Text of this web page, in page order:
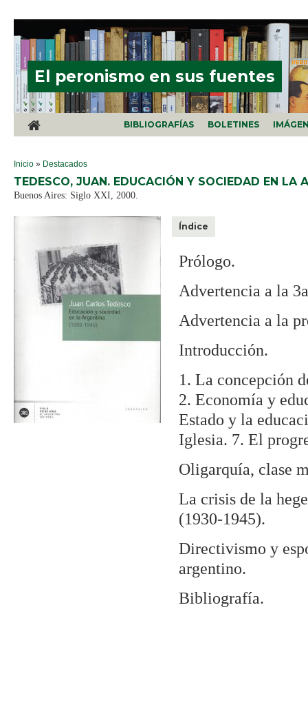
El peronismo en sus fuentes
BIBLIOGRAFÍAS BOLETINES
SE ENCUENTRA USTED AQUÍ
Inicio » Destacados
TEDESCO, JUAN. EDUCACIÓN Y SOCIEDAD EN LA
Buenos Aires: Siglo XXI, 2000.
Índice
Prólogo.
Advertencia a la
Advertencia a la
Introducción.
1. La concepción
2. Economía y
Estado y la
Iglesia. 7. El
Oligarquía, clase
La crisis de la
(1930-1945).
Directivismo y
argentino.
Bibliografía.